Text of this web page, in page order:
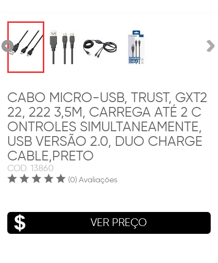
CABO MICRO-USB, TRUST, GXT2
22, 222 3,5M, CARREGA ATÉ 2 C
ONTROLES SIMULTANEAMENTE,
USB VERSÃO 2.0, DUO CHARGE
CABLE,PRETO
COD. 13860
(0) Avaliações
VER PREÇO